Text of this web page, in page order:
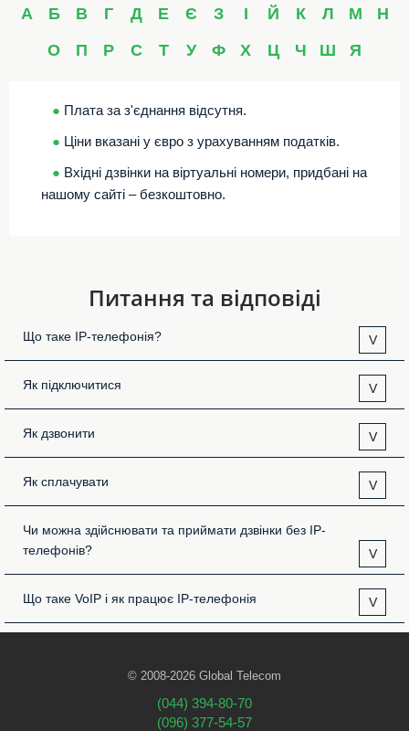
А Б В Г Д Е Є З І Й К Л М
Н
О
П Р С Т У Ф Х Ц Ч Ш Я
● Плата за з'єднання відсутня.
● Ціни вказані у євро з урахуванням податків.
● Вхідні дзвінки на віртуальні номери, придбані на
нашому сайті – безкоштовно.
Питання та відповіді
Що таке IP-телефонія? V
Як підключитися V
Як дзвонити V
Як сплачувати V
Чи можна здійснювати та приймати дзвінки без IP-
телефонів?
V
Що таке VoIP і як працює IP-телефонія V
© 2008-2026 Global Telecom
(044) 394-80-70
(096) 377-54-57